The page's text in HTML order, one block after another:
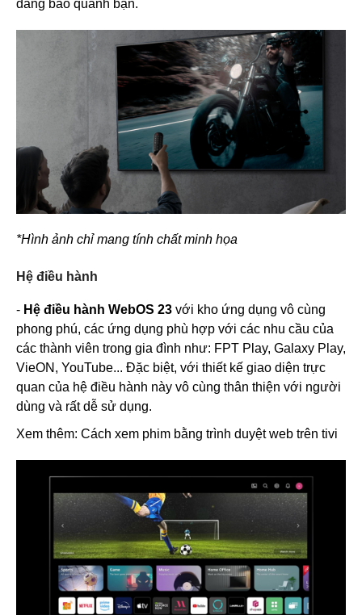
đang bao quanh bạn.
*Hình ảnh chỉ mang tính chất minh họa
Hệ điều hành
- Hệ điều hành WebOS 23 với kho ứng dụng vô cùng
phong phú, các ứng dụng phù hợp với các nhu cầu của
các thành viên trong gia đình như: FPT Play, Galaxy Play,
VieON, YouTube... Đặc biệt, với thiết kế giao diện trực
quan của hệ điều hành này vô cùng thân thiện với người
dùng và rất dễ sử dụng.
Xem thêm: Cách xem phim bằng trình duyệt web trên tivi